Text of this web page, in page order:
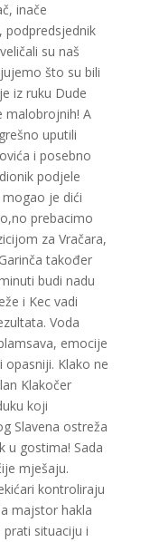
inače
podpredsjednik
su naš
što su bili
iz ruku Dude
malobrojnih! A
uputili
i posebno
podjele
je dići
prebacimo
za Vračara,
također
budi nadu
i Kec vadi
Voda
emocije
opasniji. Klako ne
Klakočer
koji
Slavena ostreža
u gostima! Sada
mješaju.
kontroliraju
majstor hakla
prati situaciju i